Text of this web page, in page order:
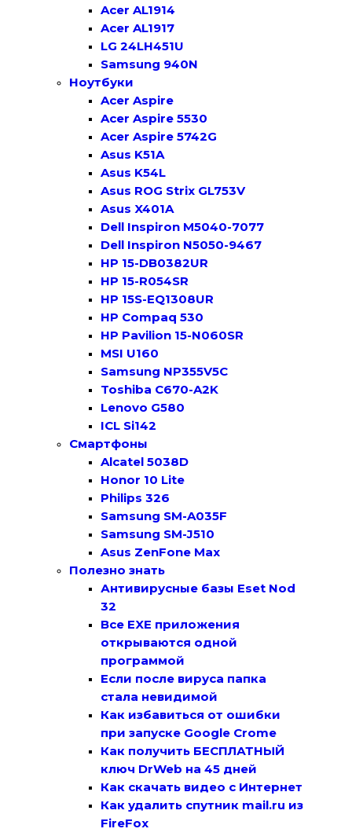
Acer AL1914
Acer AL1917
LG 24LH451U
Samsung 940N
Ноутбуки
Acer Aspire
Acer Aspire 5530
Acer Aspire 5742G
Asus K51A
Asus K54L
Asus ROG Strix GL753V
Asus X401A
Dell Inspiron M5040-7077
Dell Inspiron N5050-9467
HP 15-DB0382UR
HP 15-R054SR
HP 15S-EQ1308UR
HP Compaq 530
HP Pavilion 15-N060SR
MSI U160
Samsung NP355V5C
Toshiba C670-A2K
Lenovo G580
ICL Si142
Смартфоны
Alcatel 5038D
Honor 10 Lite
Philips 326
Samsung SM-A035F
Samsung SM-J510
Asus ZenFone Max
Полезно знать
Антивирусные базы Eset Nod
32
Все EXE приложения
открываются одной
программой
Если после вируса папка
стала невидимой
Как избавиться от ошибки
при запуске Google Crome
Как получить БЕСПЛАТНЫЙ
ключ DrWeb на 45 дней
Как скачать видео с Интернет
Как удалить спутник mail.ru из
FireFox